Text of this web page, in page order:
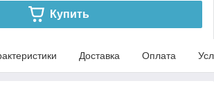
Купить
Доставка Оплата